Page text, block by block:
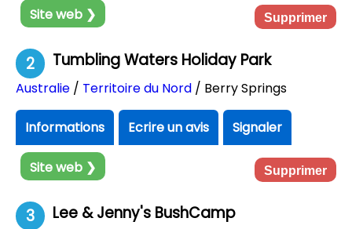
Site web ❯ Supprimer
2 Tumbling Waters Holiday Park
Australie / Territoire du Nord / Berry Springs
Informations Ecrire un avis Signaler
Site web ❯ Supprimer
3 Lee & Jenny's BushCamp